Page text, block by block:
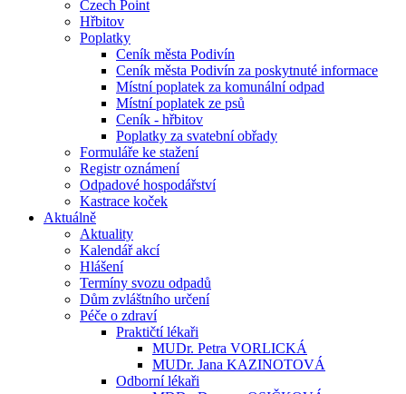
Czech Point
Hřbitov
Poplatky
Ceník města Podivín
Ceník města Podivín za poskytnuté informace
Místní poplatek za komunální odpad
Místní poplatek ze psů
Ceník - hřbitov
Poplatky za svatební obřady
Formuláře ke stažení
Registr oznámení
Odpadové hospodářství
Kastrace koček
Aktuálně
Aktuality
Kalendář akcí
Hlášení
Termíny svozu odpadů
Dům zvláštního určení
Péče o zdraví
Praktičtí lékaři
MUDr. Petra VORLICKÁ
MUDr. Jana KAZINOTOVÁ
Odborní lékaři